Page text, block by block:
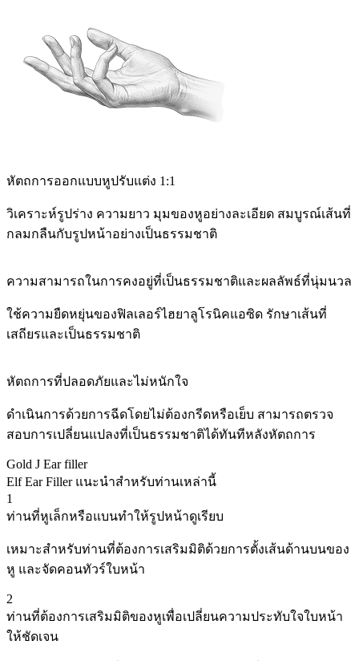
หัตถการออกแบบหูปรับแต่ง 1:1
วิเคราะห์รูปร่าง ความยาว มุมของหูอย่างละเอียด สมบูรณ์เส้นที่
กลมกลืนกับรูปหน้าอย่างเป็นธรรมชาติ
ความสามารถในการคงอยู่ที่เป็นธรรมชาติและผลลัพธ์ที่นุ่มนวล
ใช้ความยืดหยุ่นของฟิลเลอร์ไฮยาลูโรนิคแอซิด รักษาเส้นที่
เสถียรและเป็นธรรมชาติ
หัตถการที่ปลอดภัยและไม่หนักใจ
ดำเนินการด้วยการฉีดโดยไม่ต้องกรีดหรือเย็บ สามารถตรวจ
สอบการเปลี่ยนแปลงที่เป็นธรรมชาติได้ทันทีหลังหัตถการ
Gold J Ear filler
Elf Ear Filler แนะนำสำหรับท่านเหล่านี้
1
ท่านที่หูเล็กหรือแบนทำให้รูปหน้าดูเรียบ
เหมาะสำหรับท่านที่ต้องการเสริมมิติด้วยการตั้งเส้นด้านบนของ
หู และจัดคอนทัวร์ใบหน้า
2
ท่านที่ต้องการเสริมมิติของหูเพื่อเปลี่ยนความประทับใจใบหน้า
ให้ชัดเจน